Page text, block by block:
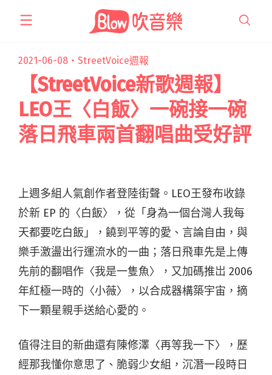
2021-06-08・ StreetVoice週報
【StreetVoice新歌週報】
LEO王〈白飯〉一碗接一碗
落日飛車兩首翻唱曲受好評
上週多組人氣創作者登陸街聲。LEO王發布收錄
於新 EP 的〈白飯〉，從「身為一個台灣人我每
天都要吃白飯」，饒到平等的愛、言論自由，與
樂手激盪出行運流水的一曲；落日飛車先是上傳
先前的翻唱作〈我是一隻魚〉，又加碼推岀 2006
年紅極一時的〈小薇〉，以合成器構築宇宙，摘
下一顆星親手送給心愛的。
值得注目的新曲還有陳修澤〈再等我一下〉，歷
經那我懂你意思了、脆弱少女組，沉潛一段時日